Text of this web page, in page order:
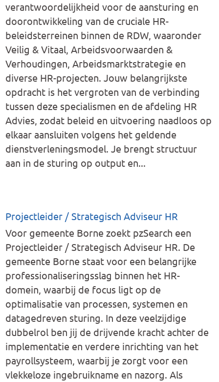
verantwoordelijkheid voor de aansturing en
doorontwikkeling van de cruciale HR-
beleidsterreinen binnen de RDW, waaronder
Veilig & Vitaal, Arbeidsvoorwaarden &
Verhoudingen, Arbeidsmarktstrategie en
diverse HR-projecten. Jouw belangrijkste
opdracht is het vergroten van de verbinding
tussen deze specialismen en de afdeling HR
Advies, zodat beleid en uitvoering naadloos op
elkaar aansluiten volgens het geldende
dienstverleningsmodel. Je brengt structuur
aan in de sturing op output en...
Projectleider / Strategisch Adviseur HR
Voor gemeente Borne zoekt pzSearch een
Projectleider / Strategisch Adviseur HR. De
gemeente Borne staat voor een belangrijke
professionaliseringsslag binnen het HR-
domein, waarbij de focus ligt op de
optimalisatie van processen, systemen en
datagedreven sturing. In deze veelzijdige
dubbelrol ben jij de drijvende kracht achter de
implementatie en verdere inrichting van het
payrollsysteem, waarbij je zorgt voor een
vlekkeloze ingebruikname en nazorg. Als